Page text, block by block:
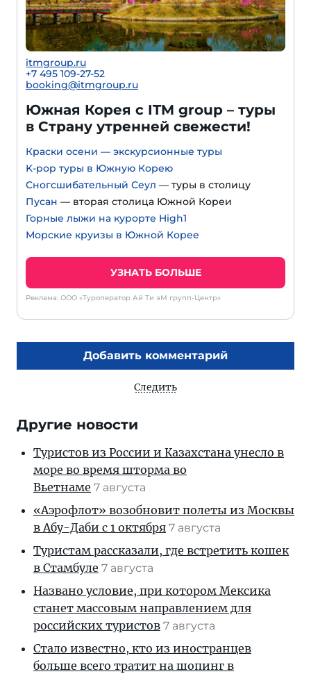
itmgroup.ru
+7 495 109-27-52
booking@itmgroup.ru
Южная Корея с ITM group – туры
в Страну утренней свежести!
Краски осени — экскурсионные туры
K-pop туры в Южную Корею
Сногсшибательный Сеул — туры в столицу
Пусан — вторая столица Южной Кореи
Горные лыжи на курорте High1
Морские круизы в Южной Корее
УЗНАТЬ БОЛЬШЕ
Реклама: ООО «Туроператор Ай Ти эМ групп-Центр»
Добавить комментарий
Следить
Другие новости
Туристов из России и Казахстана унесло в
море во время шторма во
Вьетнаме 7 августа
«Аэрофлот» возобновит полеты из Москвы
в Абу-Даби с 1 октября 7 августа
Туристам рассказали, где встретить кошек
в Стамбуле 7 августа
Названо условие, при котором Мексика
станет массовым направлением для
российских туристов 7 августа
Стало известно, кто из иностранцев
больше всего тратит на шопинг в